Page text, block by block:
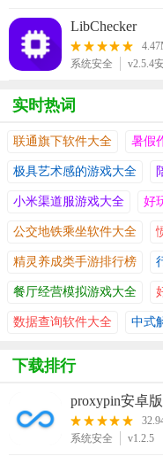
LibChecker
系统安全
v2.5.4
实时热词
联通旗下软件大全 暑假
极具艺术感的游戏大全
小米渠道服游戏大全 好
公交地铁乘坐软件大全
精灵养成类手游排行榜
餐厅经营模拟游戏大全
数据查询软件大全 中式
下载排行
proxypin安卓版
系统安全
v1.2.5